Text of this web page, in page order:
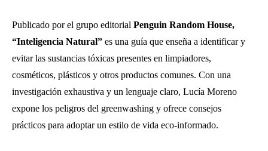
Publicado por el grupo editorial Penguin Random House,
“Inteligencia Natural” es una guía que enseña a identificar y
evitar las sustancias tóxicas presentes en limpiadores,
cosméticos, plásticos y otros productos comunes. Con una
investigación exhaustiva y un lenguaje claro, Lucía Moreno
expone los peligros del greenwashing y ofrece consejos
prácticos para adoptar un estilo de vida eco-informado.